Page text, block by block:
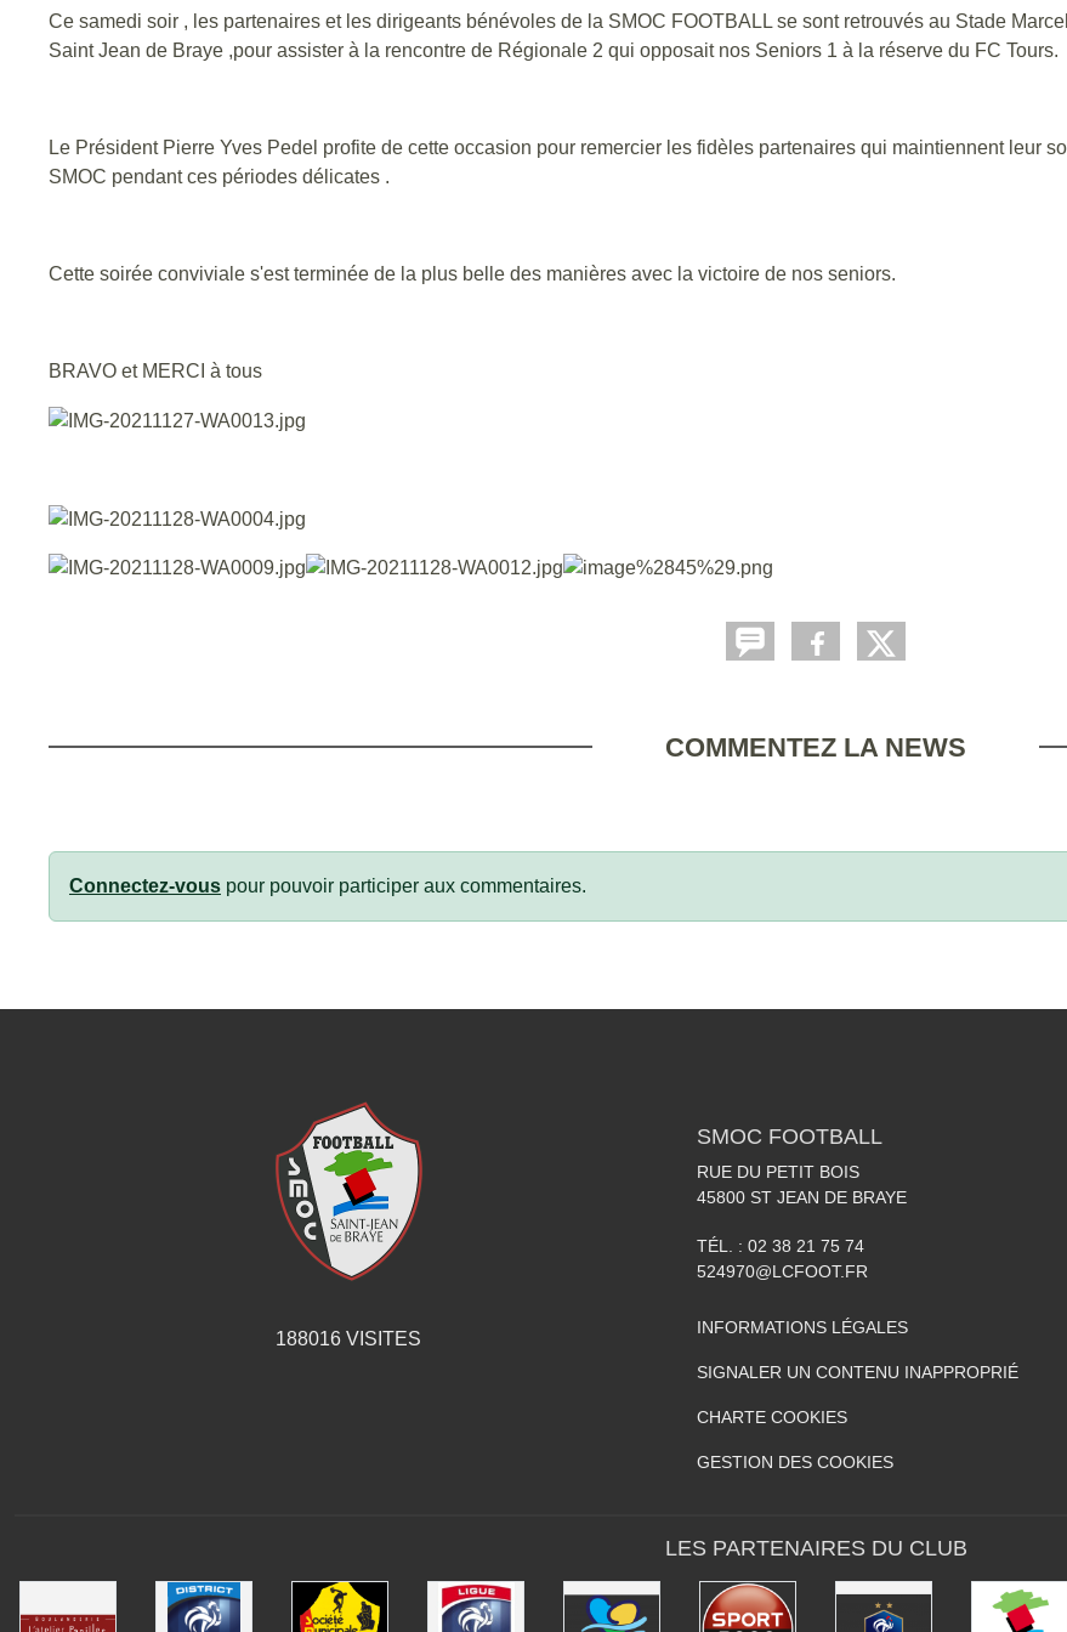
Ce samedi soir , les partenaires et les dirigeants bénévoles de la SMOC FOOTBALL se sont retrouvés au Stade
Saint Jean de Braye ,pour assister à la rencontre de Régionale 2 qui opposait nos Seniors 1 à la réserve du FC Tours.
Le Président Pierre Yves Pedel profite de cette occasion pour remercier les fidèles partenaires qui maintiennent leur
SMOC pendant ces périodes délicates .
Cette soirée conviviale s'est terminée de la plus belle des manières avec la victoire de nos seniors.
BRAVO et MERCI à tous
COMMENTEZ LA NEWS
Connectez-vous pour pouvoir participer aux commentaires.
188016 VISITES
SMOC FOOTBALL
RUE DU PETIT BOIS
45800 ST JEAN DE BRAYE
TÉL. : 02 38 21 75 74
524970@LCFOOT.FR
INFORMATIONS LÉGALES
SIGNALER UN CONTENU INAPPROPRIÉ
CHARTE COOKIES
GESTION DES COOKIES
LES PARTENAIRES DU CLUB